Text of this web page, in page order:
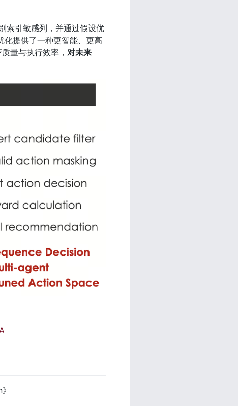
索引敏感列，并通过假设优
提供了一种更智能、更高
量与执行效率， 对未来